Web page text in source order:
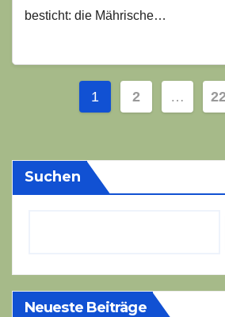
besticht: die Mährische…
Beiträge
1 2 …
Suchen
Neueste Beiträge